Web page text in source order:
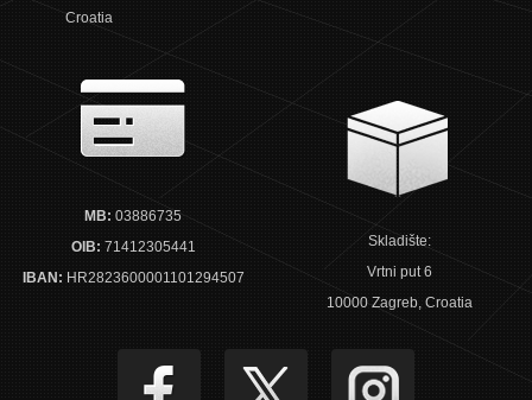
Croatia
MB: 03886735
OIB: 71412305441
IBAN: HR2823600001101294507
Skladište:
Vrtni put 6
10000 Zagreb, Croatia